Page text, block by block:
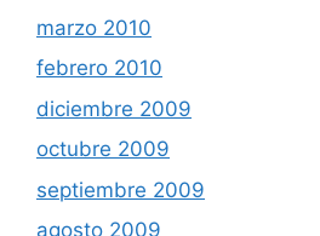
marzo 2010
febrero 2010
diciembre 2009
octubre 2009
septiembre 2009
agosto 2009